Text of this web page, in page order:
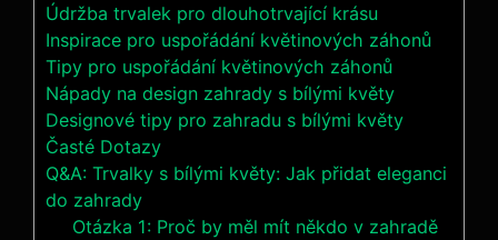
Údržba trvalek‌ pro dlouhotrvající krásu
Inspirace pro ‌uspořádání⁣ květinových záhonů
Tipy pro uspořádání květinových záhonů
Nápady na design zahrady s bílými květy
Designové tipy pro zahradu s bílými květy
Časté Dotazy
Q&A: Trvalky s bílými ⁣květy: Jak přidat eleganci
do zahrady
Otázka 1: Proč by‍ měl mít ​někdo v zahradě